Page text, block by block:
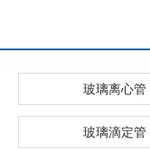
玻璃离心管
玻璃滴定管